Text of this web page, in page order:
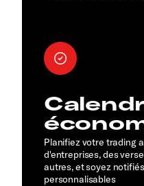
Planifiez votre trading
d'entreprises, des
autres, et soyez
personnalisables